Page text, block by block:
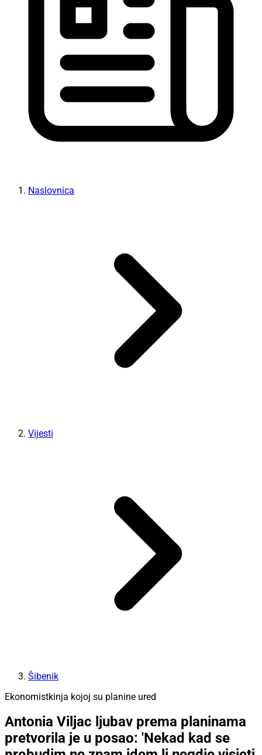
Naslovnica
Vijesti
Šibenik
Ekonomistkinja kojoj su planine ured
Antonia Viljac ljubav prema planinama
pretvorila je u posao: 'Nekad kad se